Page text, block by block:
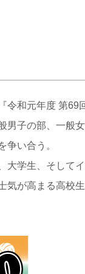
和元年度 第69
男子の部、一般
争い合う。
学生、そして
気が高まる高校